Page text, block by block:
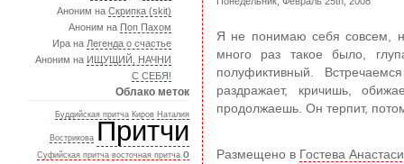
Аноним на Скрипка (skit)
Аноним на Поп Пахом
Ира на Легенда о счастье
Аноним на ИЩУЩИЙ, НАЧНИ
С СЕБЯ!
Облако меток
Буддийская притча Киров Наталия
Вострикова Притчи
Суфийская притча восточная притча о
Я не понимаю себя совсем,
много раз такое было,
полуфиктивный.
раздражает, кричишь,
продолжаешь. Он терпит,
Размещено в Гостева